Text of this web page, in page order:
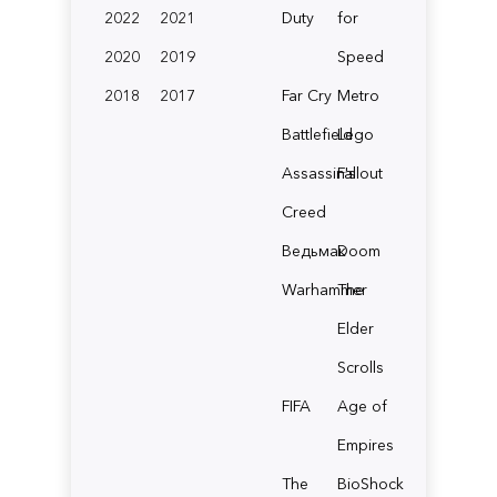
2022
2021
2020
2019
2018
2017
Duty
for
Speed
Far Cry Metro
BattlefieldLego
Assassin's
Creed
Fallout
ВедьмакDoom
Warhammer
The
Elder
Scrolls
FIFA
Age of
Empires
The
BioShock